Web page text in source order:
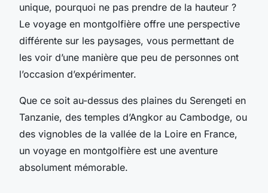
unique, pourquoi ne pas prendre de la hauteur ?
Le voyage en montgolfière offre une perspective
différente sur les paysages, vous permettant de
les voir d’une manière que peu de personnes ont
l’occasion d’expérimenter.
Que ce soit au-dessus des plaines du Serengeti en
Tanzanie, des temples d’Angkor au Cambodge, ou
des vignobles de la vallée de la Loire en France,
un voyage en montgolfière est une aventure
absolument mémorable.